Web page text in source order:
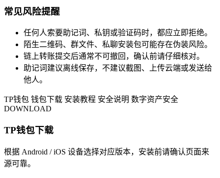
常见风险提醒
任何人索要助记词、私钥或验证码时，都应立即拒绝。
陌生二维码、群文件、私聊安装包可能存在伪装风险。
链上转账提交后通常不可撤回，确认前请仔细核对。
助记词建议离线保存，不建议截图、上传云端或发送给
他人。
TP钱包 钱包下载 安装教程 安全说明 数字资产安全
DOWNLOAD
TP钱包下载
根据 Android / iOS 设备选择对应版本，安装前请确认页面来
源可靠。